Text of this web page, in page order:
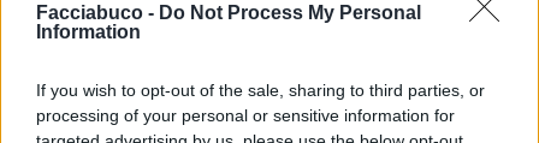
Facciabuco - Do Not Process My Personal
Information
If you wish to opt-out of the sale, sharing to third parties, or
processing of your personal or sensitive information for
1
14 Gennaio 2025 alle ore 14:53
5calzinipuzzolenti:Super Nonna Spanki 💋❤️